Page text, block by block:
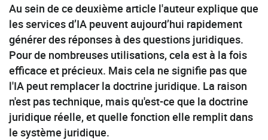
Au sein de ce deuxième article l'auteur explique que
les services d’IA peuvent aujourd’hui rapidement
générer des réponses à des questions juridiques.
Pour de nombreuses utilisations, cela est à la fois
efficace et précieux. Mais cela ne signifie pas que
l'IA peut remplacer la doctrine juridique. La raison
n'est pas technique, mais qu'est-ce que la doctrine
juridique réelle, et quelle fonction elle remplit dans
le système juridique.